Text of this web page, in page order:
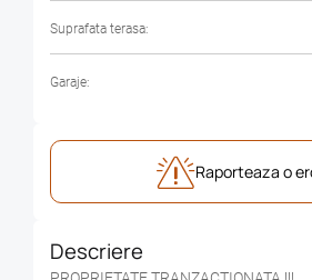
Suprafata terasa:
Garaje:
Raporteaza o
Descriere